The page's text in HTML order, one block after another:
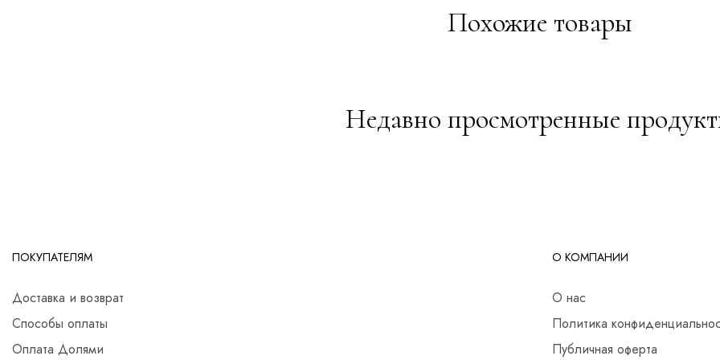
Похожие товары
Недавно просмотренные
ПОКУПАТЕЛЯМ
Доставка и возврат
Способы оплаты
Оплата Долями
О КОМПАНИИ
О нас
Политика
Публичная оферта